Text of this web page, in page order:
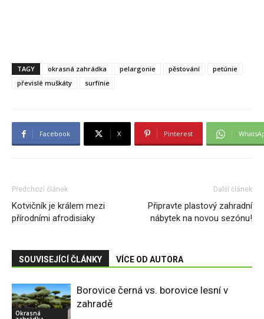
TAGY okrasná zahrádka pelargonie pěstování
petúnie
převislé muškáty
surfínie
Facebook X Pinterest
Předchozí článek
Kotvičník je králem mezi
přírodními afrodisiaky
Další článek
Připravte plastový zahradní
nábytek na novou sezónu!
SOUVISEJÍCÍ ČLÁNKY VÍCE OD AUTORA
Okrasná
Borovice černá vs. borovice lesní v
zahradě